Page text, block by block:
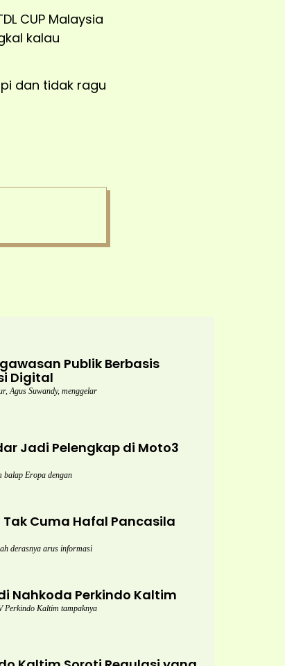
CUP Malaysia
kalau
dan tidak ragu
Publik Berbasis
Digital
Agus Suwandy, menggelar
Jadi Pelengkap di Moto3
balap Eropa dengan
Cuma Hafal Pancasila
derasnya arus informasi
Nahkoda Perkindo Kaltim
Kaltim tampaknya